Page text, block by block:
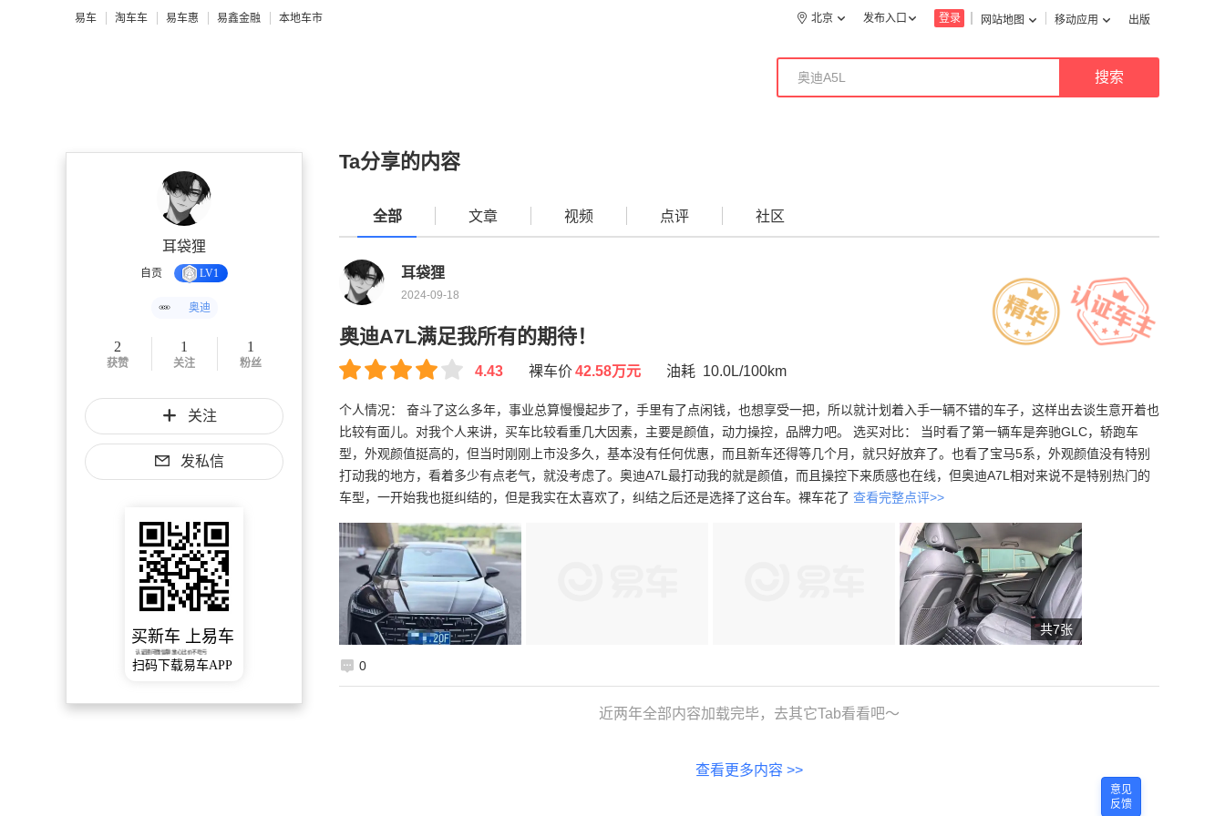
易车 淘车车 易车惠 易鑫金融 本地车市 网站地图 移动应用 出版
登录
发布入口
北京
耳袋狸
自贡 LV1
奥迪
2
获赞
1
关注
1
粉丝
关注
发私信
买新车 上易车
认证顾问微信聊 放心比价不吃亏
扫码下载易车APP
Ta分享的内容
全部 文章 视频 点评 社区
耳袋狸
2024-09-18
奥迪A7L满足我所有的期待！
4.43 裸车价42.58万元 油耗 10.0L/100km
个人情况： 奋斗了这么多年，事业总算慢慢起步了，手里有了点闲钱，也想享受一把，所以就计划着入手一辆不错的车子，这样出去谈生意开着也
比较有面儿。对我个人来讲，买车比较看重几大因素，主要是颜值，动力操控，品牌力吧。 选买对比： 当时看了第一辆车是奔驰GLC，轿跑车
型，外观颜值挺高的，但当时刚刚上市没多久，基本没有任何优惠，而且新车还得等几个月，就只好放弃了。也看了宝马5系，外观颜值没有特别
打动我的地方，看着多少有点老气，就没考虑了。奥迪A7L最打动我的就是颜值，而且操控下来质感也在线，但奥迪A7L相对来说不是特别热门的
车型，一开始我也挺纠结的，但是我实在太喜欢了，纠结之后还是选择了这台车。裸车花了 查看完整点评>>
共7张
0
近两年全部内容加载完毕，去其它Tab看看吧～
查看更多内容 >>
意见
反馈